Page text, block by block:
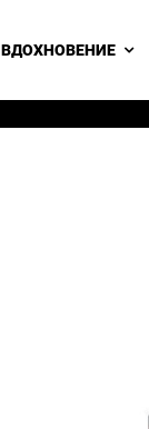
ВДОХНОВЕНИЕ